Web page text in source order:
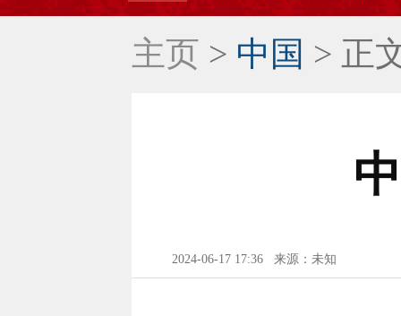
主页 > 中国 > 正
2024-06-17 17:36 来源：未知